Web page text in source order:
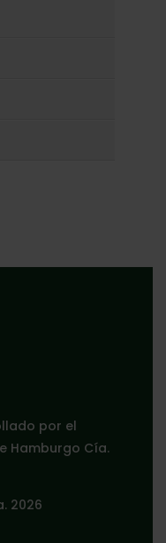
por el
Hamburgo Cía.
2026